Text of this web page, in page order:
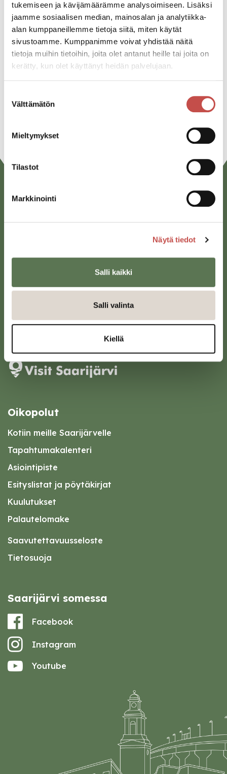
tukemiseen ja kävijämäärämme analysoimiseen. Lisäksi
jaamme sosiaalisen median, mainosalan ja analytiikka-
alan kumppaneillemme tietoja siitä, miten käytät
sivustoamme. Kumppanimme voivat yhdistää näitä
tietoja muihin tietoihin, joita olet antanut heille tai joita on
kerätty, kun olet käyttänyt heidän palvelujaan.
valinta
Välttämätön
Mieltymykset
Tilastot
Markkinointi
Näytä tiedot
Salli kaikki
Salli valinta
Kiellä
Jaa tapahtuma:
Facebook
Twitter
43100 Saarijärvi
Oikopolut
Kotiin meille Saarijärvelle
Tapahtumakalenteri
Asiointipiste
Esityslistat ja pöytäkirjat
Kuulutukset
Palautelomake
Saavutettavuusseloste
Tietosuoja
Saarijärvi somessa
Facebook
Instagram
Youtube